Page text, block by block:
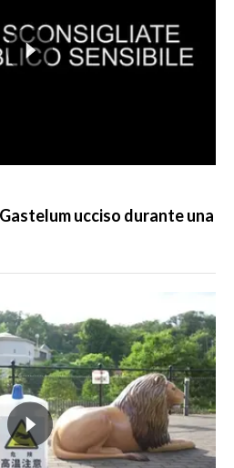
ucciso durante una